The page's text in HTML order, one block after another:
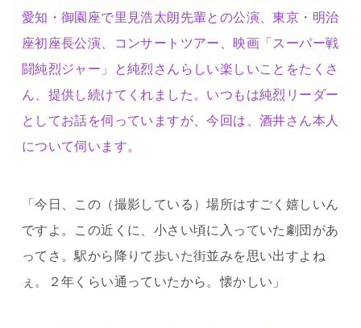
愛知・御園座で里見浩太朗先輩との公演、東京・明治
座初座長公演、コンサートツアー、映画「スーパー戦
闘純烈ジャー」と純烈さんらしい楽しいことをたくさ
ん、提供し続けてくれました。いつもは純烈リーダー
としてお話を伺っていますが、今回は、酒井さん本人
について伺います。
「今日、この（撮影している）場所はすごく嬉しいん
ですよ。この近くに、小さい頃に入っていた劇団があ
ってさ。駅から降りて歩いた街並みを思い出すよね
ぇ。２年くらい通っていたから。懐かしい」